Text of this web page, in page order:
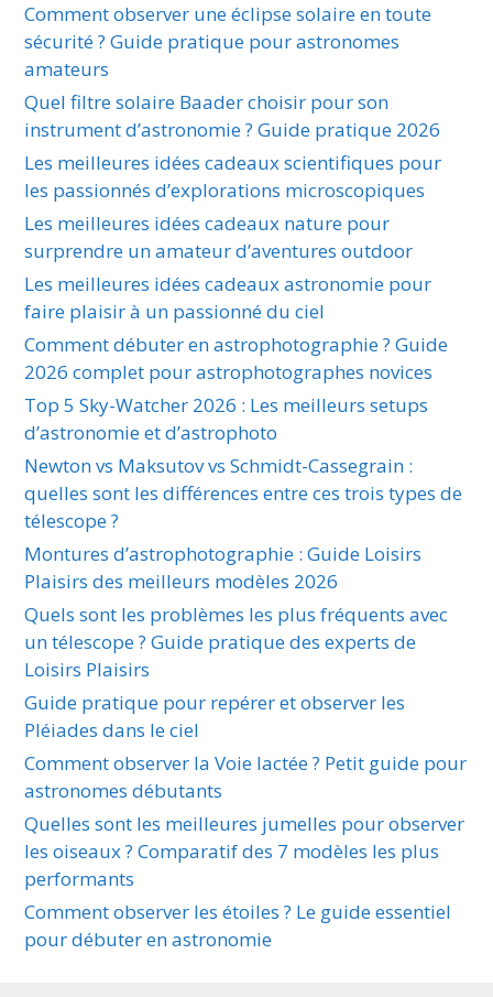
Comment observer une éclipse solaire en toute
sécurité ? Guide pratique pour astronomes
amateurs
Quel filtre solaire Baader choisir pour son
instrument d’astronomie ? Guide pratique 2026
Les meilleures idées cadeaux scientifiques pour
les passionnés d’explorations microscopiques
Les meilleures idées cadeaux nature pour
surprendre un amateur d’aventures outdoor
Les meilleures idées cadeaux astronomie pour
faire plaisir à un passionné du ciel
Comment débuter en astrophotographie ? Guide
2026 complet pour astrophotographes novices
Top 5 Sky-Watcher 2026 : Les meilleurs setups
d’astronomie et d’astrophoto
Newton vs Maksutov vs Schmidt-Cassegrain :
quelles sont les différences entre ces trois types de
télescope ?
Montures d’astrophotographie : Guide Loisirs
Plaisirs des meilleurs modèles 2026
Quels sont les problèmes les plus fréquents avec
un télescope ? Guide pratique des experts de
Loisirs Plaisirs
Guide pratique pour repérer et observer les
Pléiades dans le ciel
Comment observer la Voie lactée ? Petit guide pour
astronomes débutants
Quelles sont les meilleures jumelles pour observer
les oiseaux ? Comparatif des 7 modèles les plus
performants
Comment observer les étoiles ? Le guide essentiel
pour débuter en astronomie